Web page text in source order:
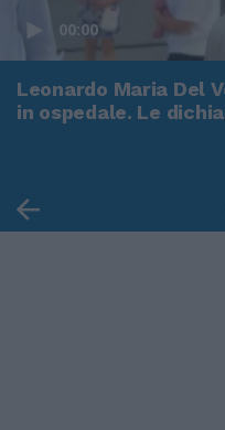
00:00
Leonardo Maria Del
in ospedale. Le